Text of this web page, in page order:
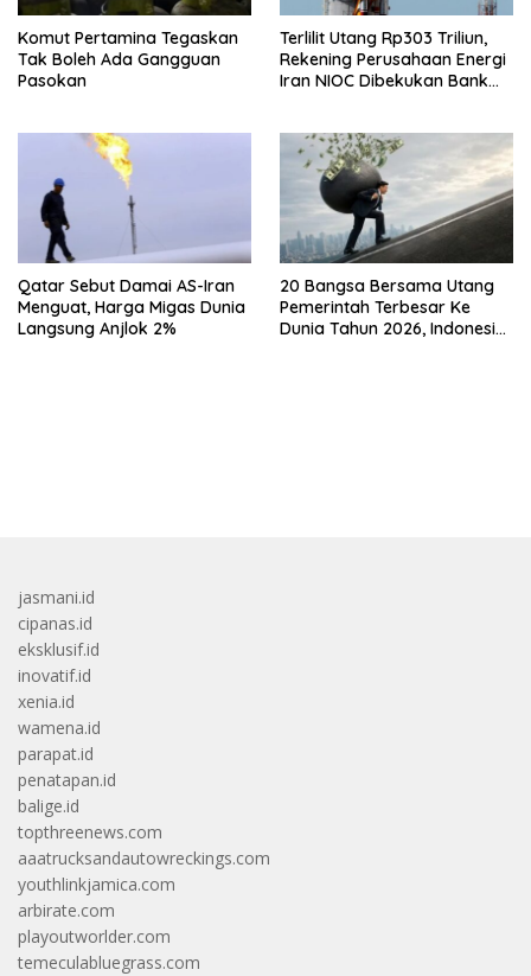
Komut Pertamina Tegaskan
Tak Boleh Ada Gangguan
Pasokan
Terlilit Utang Rp303 Triliun,
Rekening Perusahaan Energi
Iran NIOC Dibekukan Bank
Qatar Sebut Damai AS-Iran
Menguat, Harga Migas Dunia
Langsung Anjlok 2%
20 Bangsa Bersama Utang
Pemerintah Terbesar Ke
Dunia Tahun 2026, Indonesia
jasmani.id
cipanas.id
eksklusif.id
inovatif.id
xenia.id
wamena.id
parapat.id
penatapan.id
balige.id
topthreenews.com
aaatrucksandautowreckings.com
youthlinkjamica.com
arbirate.com
playoutworlder.com
temeculabluegrass.com